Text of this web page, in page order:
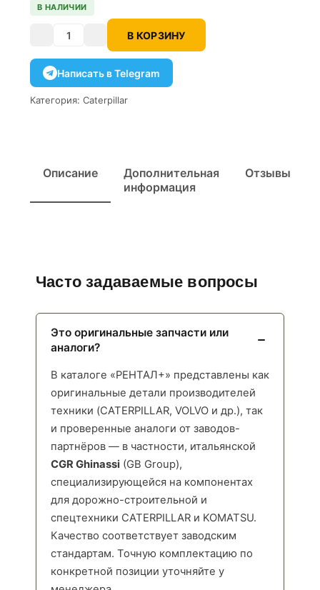
В НАЛИЧИИ
Количество В КОРЗИНУ
Написать в Telegram
Категория: Caterpillar
Описание
Дополнительная
информация
Отзывы
Часто задаваемые вопросы
Это оригинальные запчасти или
аналоги?
В каталоге «РЕНТАЛ+» представлены как
оригинальные детали производителей
техники (CATERPILLAR, VOLVO и др.), так
и проверенные аналоги от заводов-
партнёров — в частности, итальянской
CGR Ghinassi (GB Group),
специализирующейся на компонентах
для дорожно-строительной и
спецтехники CATERPILLAR и KOMATSU.
Качество соответствует заводским
стандартам. Точную комплектацию по
конкретной позиции уточняйте у